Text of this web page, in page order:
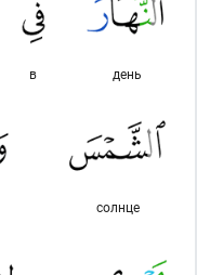
день
в
солнце